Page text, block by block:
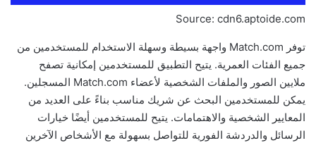
Source: cdn6.aptoide.com
توفر Match.com واجهة بسيطة وسهلة الاستخدام للمستخدمين من
جميع الفئات العمرية. يتيح التطبيق للمستخدمين إمكانية تصفح
ملايين الصور والملفات الشخصية لأعضاء Match.com المسجلين.
يمكن للمستخدمين البحث عن شريك مناسب بناءً على العديد من
المعايير الشخصية والاهتمامات. يتيح للمستخدمين أيضًا خيارات
الرسائل والدردشة الفورية للتواصل بسهولة مع الأشخاص الآخرين